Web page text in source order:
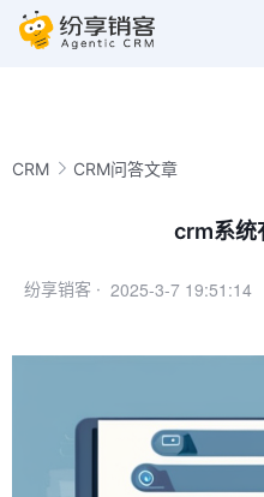
CRM CRM问答文章
crm系统
纷享销客 · 2025-3-7 19:51:14